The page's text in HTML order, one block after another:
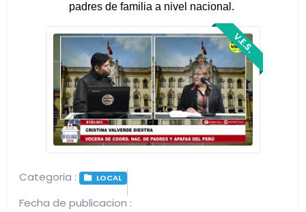
padres de familia a nivel nacional.
V.E.S.
Categoria : LOCAL
Fecha de publicacion :